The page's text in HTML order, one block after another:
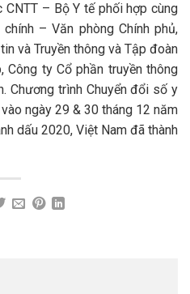
CNTT – Bộ Y tế phối hợp cùng
– Văn phòng Chính phủ,
và Truyền thông và Tập đoàn
ty Cổ phần truyền thông
Chương trình Chuyển đổi số y
ngày 29 & 30 tháng 12 năm
dấu 2020, Việt Nam đã thành